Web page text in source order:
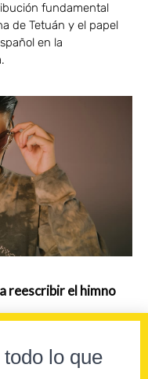
fundamental
de Tetuán y el papel
en la
reescribir el himno
Shot)» para
desarrollado
todo lo que